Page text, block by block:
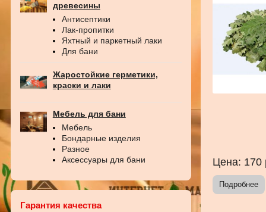
древесины
Антисептики
Лак-пропитки
Яхтный и паркетный лаки
Для бани
Жаростойкие герметики,
краски и лаки
Мебель для бани
Мебель
Бондарные изделия
Разное
Аксессуары для бани
Гарантия качества
Цена: 170
Подробнее